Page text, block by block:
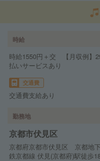
時給
時給1550円＋交 【月収例】
払いサービスあり
交通費
交通費支給あり
勤務地
京都市伏見区
京都府京都市伏見区 京都地
鉄京都線 伏見(京都府)駅徒歩